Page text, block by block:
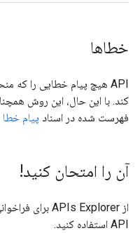
خطاها
فهرست شده در اسناد پیام خطا
آن را امتحان کنید!
از APIs Explorer
API استفاده کنید.